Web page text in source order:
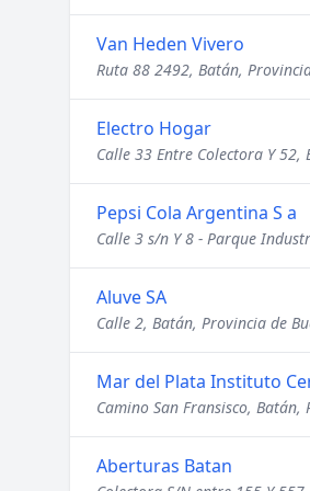
Van Heden Vivero
Ruta 88 2492, Batán,
Electro Hogar
Calle 33 Entre Colectora Y
Pepsi Cola Argentina S a
Calle 3 s/n Y 8 - Parque
Aluve SA
Calle 2, Batán, Provincia de
Mar del Plata Instituto
Camino San Fransisco, Batán,
Aberturas Batan